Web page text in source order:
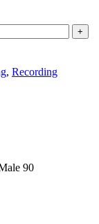
, Recording
90